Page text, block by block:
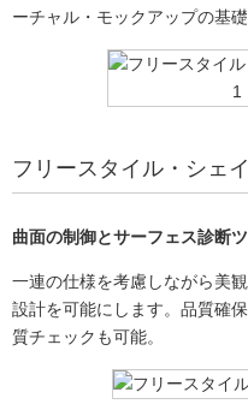
ーチャル・モックアップの基
フリースタイル・シェ
曲面の制御とサーフェス診断
一連の仕様を考慮しながら美
設計を可能にします。品質確
質チェックも可能。